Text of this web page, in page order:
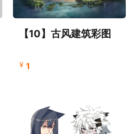
【10】古风建筑彩图
¥ 1